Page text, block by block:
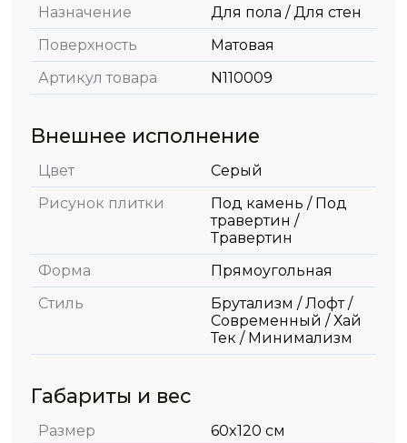
Назначение
Для пола / Для стен
Поверхность
Матовая
Артикул товара
N110009
Внешнее исполнение
Цвет
Серый
Рисунок плитки
Под камень / Под
травертин /
Травертин
Форма
Прямоугольная
Стиль
Брутализм / Лофт /
Современный / Хай
Тек / Минимализм
Габариты и вес
Размер
60x120 см